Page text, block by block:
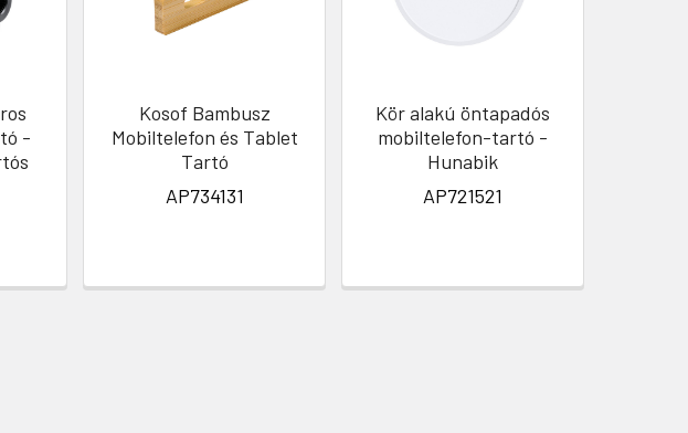
-
Kosof Bambusz
Mobiltelefon és Tablet
Tartó
AP734131
Kör alakú öntapadós
mobiltelefon-tartó -
Hunabik
AP721521